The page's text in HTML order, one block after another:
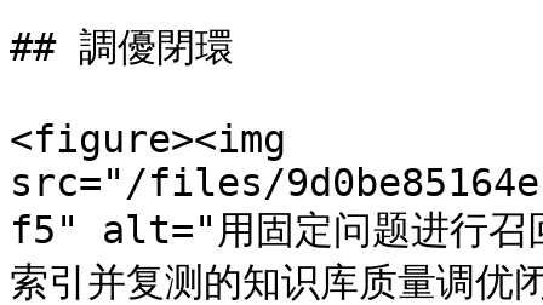
## 調優閉環
<figure><img
src="/files/
f5" alt="用固定问题进行召
索引并复测的知识库质量调